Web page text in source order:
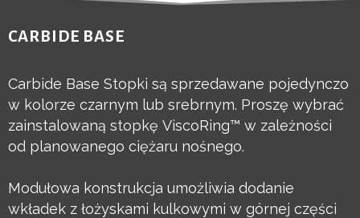
CARBIDE BASE
Carbide Base Stopki są sprzedawane pojedynczo
w kolorze czarnym lub srebrnym. Proszę wybrać
zainstalowaną stopkę ViscoRing™ w zależności
od planowanego ciężaru nośnego.
Modułowa konstrukcja umożliwia dodanie
wkładek z łożyskami kulkowymi w górnej części